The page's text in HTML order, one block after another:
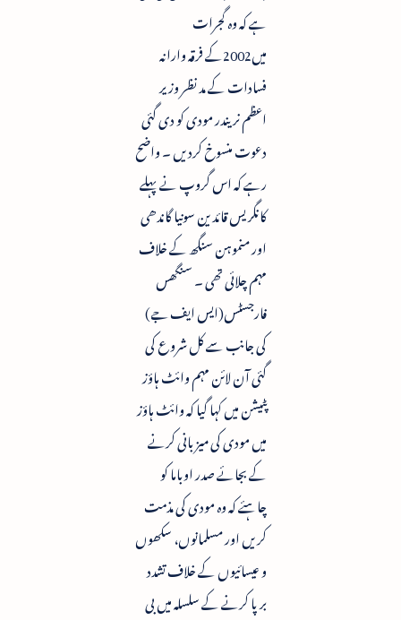
ہے کہ وہ گجرات
میں2002کے فرقہ وارانہ
فسادات کے مد نظر وزیر
اعظم نریندر مودی کو دی گئی
دعوت منسوخ کردیں ۔ واضح
رہے کہ اس گروپ نے پہلے
کانگریس قائدین سونیا گاندھی
اور منموہن سنگھ کے خلاف
مہم چلائی تھی ۔ سنگھس
فارجسٹس(ایس ایف جے)
کی جانب سے کل شروع کی
گئی آن لائن مہم وائٹ ہاؤز
پٹیشن میں کہا گیا کہ وائٹ ہاؤز
میں مودی کی میزبانی کرنے
کے بجائے صدر اوباما کو
چاہئے کہ وہ مودی کی مذمت
کریں اور مسلمانوں، سکھوں
و عیسائیوں کے خلاف تشدد
برپا کرنے کے سلسلہ میں بی